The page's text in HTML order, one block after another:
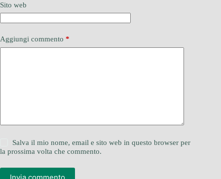
Sito web
Aggiungi commento *
Salva il mio nome, email e sito web in questo browser per
la prossima volta che commento.